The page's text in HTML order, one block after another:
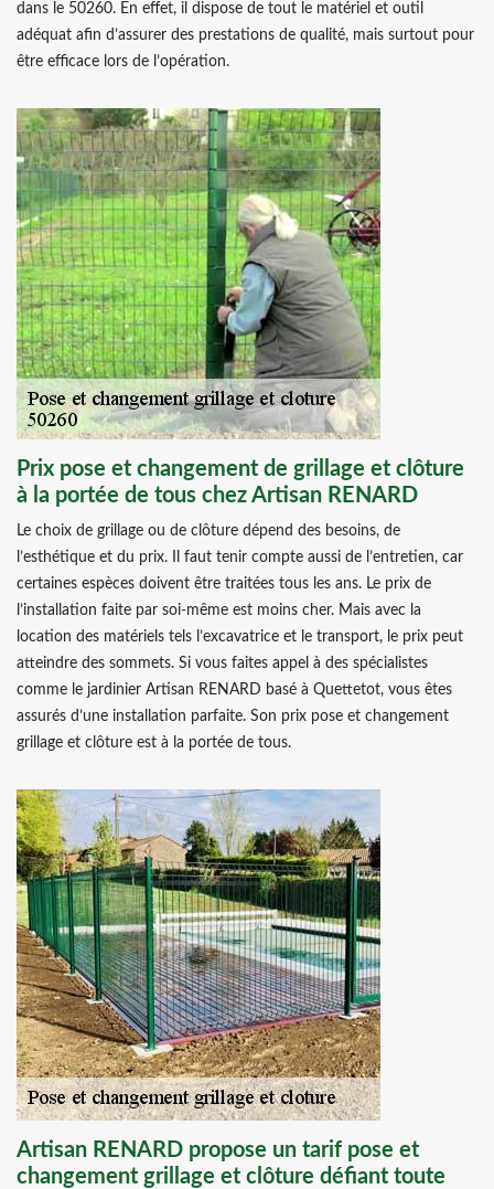
dans le 50260. En effet, il dispose de tout le matériel et outil
adéquat afin d’assurer des prestations de qualité, mais surtout pour
être efficace lors de l’opération.
Prix pose et changement de grillage et clôture
à la portée de tous chez Artisan RENARD
Le choix de grillage ou de clôture dépend des besoins, de
l’esthétique et du prix. Il faut tenir compte aussi de l’entretien, car
certaines espèces doivent être traitées tous les ans. Le prix de
l’installation faite par soi-même est moins cher. Mais avec la
location des matériels tels l’excavatrice et le transport, le prix peut
atteindre des sommets. Si vous faites appel à des spécialistes
comme le jardinier Artisan RENARD basé à Quettetot, vous êtes
assurés d’une installation parfaite. Son prix pose et changement
grillage et clôture est à la portée de tous.
Artisan RENARD propose un tarif pose et
changement grillage et clôture défiant toute